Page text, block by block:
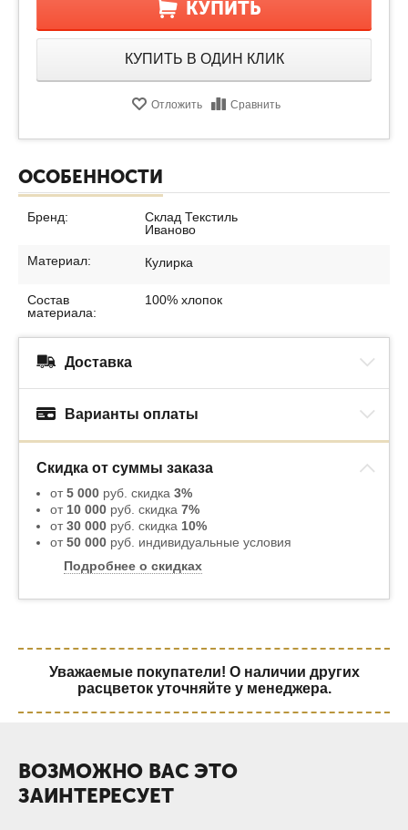
КУПИТЬ
КУПИТЬ В ОДИН КЛИК
Отложить Сравнить
ОСОБЕННОСТИ
Бренд:
Склад Текстиль
Иваново
Материал: Кулирка
Состав
материала:
100% хлопок
Доставка
Варианты оплаты
Скидка от суммы заказа
от5 000 руб. скидка 3%
от 10 000 руб. скидка 7%
от30 000 руб. скидка 10%
от50 000 руб. индивидуальные условия
Подробнее о скидках
Уважаемые покупатели! О наличии других
расцветок уточняйте у менеджера.
ВОЗМОЖНО ВАС ЭТО
ЗАИНТЕРЕСУЕТ